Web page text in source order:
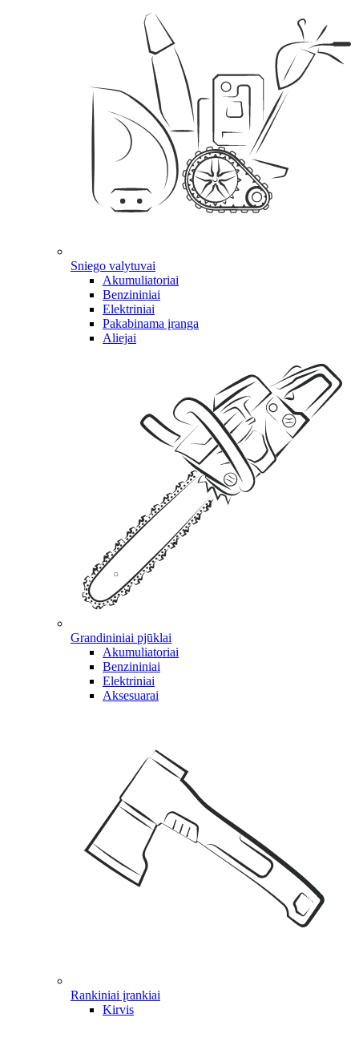
Sniego valytuvai
Akumuliatoriai
Benzininiai
Elektriniai
Pakabinama įranga
Aliejai
Grandininiai pjūklai
Akumuliatoriai
Benzininiai
Elektriniai
Aksesuarai
Rankiniai įrankiai
Kirvis